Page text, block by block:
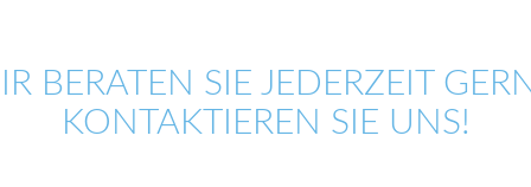
BERATEN SIE JEDERZEIT
KONTAKTIEREN SIE UNS!